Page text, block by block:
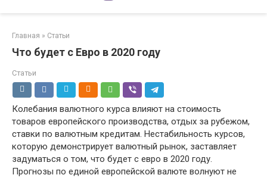
Главная » Статьи
Что будет с Евро в 2020 году
Статьи
Колебания валютного курса влияют на стоимость
товаров европейского производства, отдых за рубежом,
ставки по валютным кредитам. Нестабильность курсов,
которую демонстрирует валютный рынок, заставляет
задуматься о том, что будет с евро в 2020 году.
Прогнозы по единой европейской валюте волнуют не